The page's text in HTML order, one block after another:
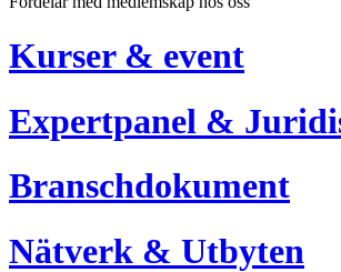
Kurser & event
Expertpanel &
Branschdokument
Nätverk & Utbyten